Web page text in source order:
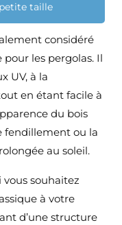
taille
considéré
les pergolas. Il
UV, à la
en étant facile à
du bois
fendillement ou la
au soleil.
souhaitez
à votre
d’une structure